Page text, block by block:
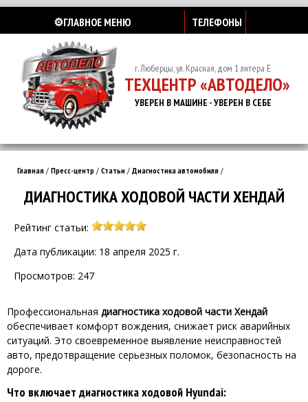
⚙️ГЛАВНОЕ МЕНЮ ТЕЛЕФОНЫ
г. Люберцы, ул. Красная, дом 1 литера Е
ТЕХЦЕНТР «АВТОДЕЛО»
УВЕРЕН В МАШИНЕ - УВЕРЕН В СЕБЕ
Главная / Пресс-центр / Статьи / Диагностика автомобиля /
ДИАГНОСТИКА ХОДОВОЙ ЧАСТИ ХЕНДАЙ
Рейтинг статьи:
Дата публикации: 18 апреля 2025 г.
Просмотров: 247
Профессиональная диагностика ходовой части Хендай
обеспечивает комфорт вождения, снижает риск аварийных
ситуаций. Это своевременное выявление неисправностей
авто, предотвращение серьезных поломок, безопасность на
дороге.
Что включает диагностика ходовой Hyundai: